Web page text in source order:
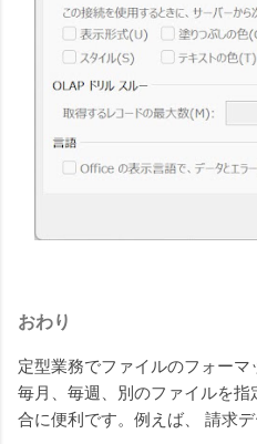
おわり
定型業務でファイルのフォーマ
毎月、毎週、別のファイルを
合に便利です。例えば、 請求デ